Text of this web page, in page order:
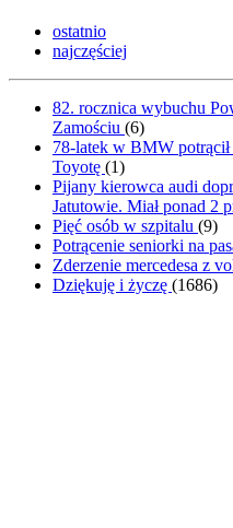
ostatnio
najczęściej
82. rocznica wybuchu
Zamościu (6)
78-latek w BMW
Toyotę (1)
Pijany kierowca audi
Jatutowie. Miał ponad 2
Pięć osób w szpitalu (9)
Potrącenie seniorki na
Zderzenie mercedesa z
Dziękuję i życzę (1686)